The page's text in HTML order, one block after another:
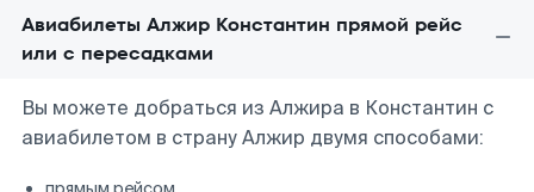
Авиабилеты Алжир Константин прямой рейс
или с пересадками
Вы можете добраться из Алжира в Константин с
авиабилетом в страну Алжир двумя способами: